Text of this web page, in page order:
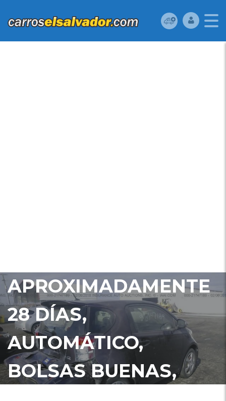
APROXIMADAMENTE
28 DÍAS,
AUTOMÁTICO,
BOLSAS BUENAS,